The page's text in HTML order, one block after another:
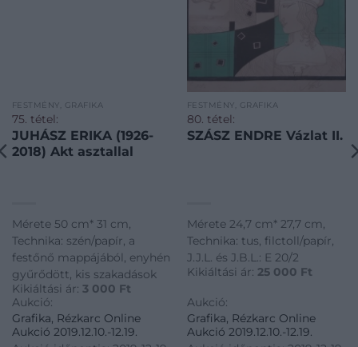
FESTMÉNY, GRAFIKA
75. tétel:
JUHÁSZ ERIKA (1926-
2018) Akt asztallal
Mérete 50 cm* 31 cm,
Technika: szén/papír, a
festőnő mappájából, enyhén
gyűrődött, kis szakadások
Kikiáltási ár: 3 000 Ft
Aukció:
Grafika, Rézkarc Online
Aukció 2019.12.10.-12.19.
FESTMÉNY, GRAFIKA
80. tétel:
SZÁSZ ENDRE Vázlat II.
Mérete 24,7 cm* 27,7 cm,
Technika: tus, filctoll/papír,
J.J.L. és J.B.L.: E 20/2
Kikiáltási ár: 25 000 Ft
Aukció:
Grafika, Rézkarc Online
Aukció 2019.12.10.-12.19.